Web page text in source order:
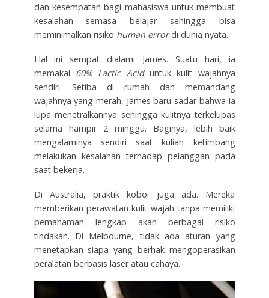
dan kesempatan bagi mahasiswa untuk membuat
kesalahan semasa belajar sehingga bisa
meminimalkan risiko human errordi dunia nyata.
Hal ini sempat dialami James. Suatu hari, ia
memakai 60% Lactic Aciduntuk kulit wajahnya
sendiri. Setiba di rumah dan memandang
wajahnya yang merah, James baru sadar bahwa ia
lupa menetralkannya sehingga kulitnya terkelupas
selama hampir 2 minggu. Baginya, lebih baik
mengalaminya sendiri saat kuliah ketimbang
melakukan kesalahan terhadap pelanggan pada
saat bekerja.
Di Australia, praktik koboi juga ada. Mereka
memberikan perawatan kulit wajah tanpa memiliki
pemahaman lengkap akan berbagai risiko
tindakan. Di Melbourne, tidak ada aturan yang
menetapkan siapa yang berhak mengoperasikan
peralatan berbasis laser atau cahaya.